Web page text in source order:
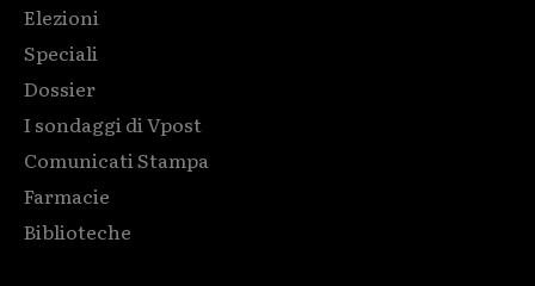
Elezioni
Speciali
Dossier
I sondaggi di Vpost
Comunicati Stampa
Farmacie
Biblioteche